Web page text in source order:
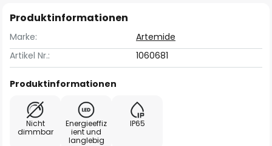
Produktinformationen
Marke:
Artemide
Artikel Nr.:
1060681
Produktinformationen
Nicht
dimmbar
Energieeffiz
ient und
langlebig
IP65